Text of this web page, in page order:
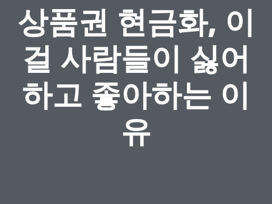
상품권 현금화, 이
걸 사람들이 싫어
하고 좋아하는 이
유